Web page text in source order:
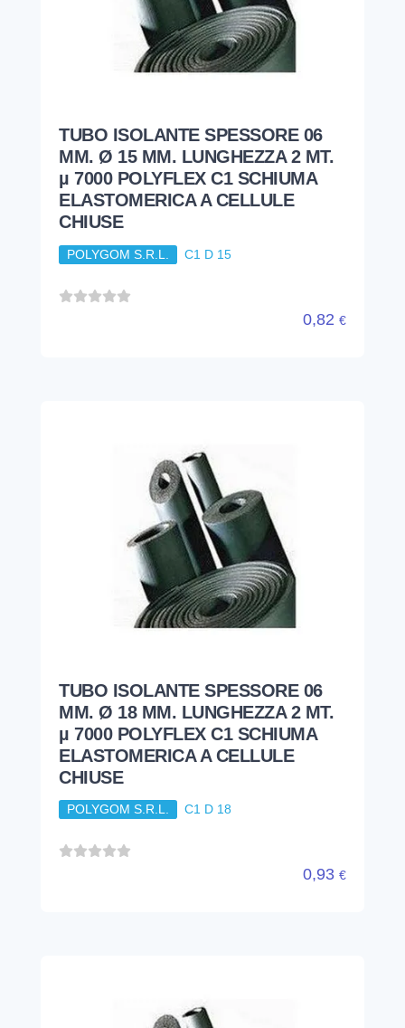
TUBO ISOLANTE SPESSORE 06
MM. Ø 15 MM. LUNGHEZZA 2 MT.
µ 7000 POLYFLEX C1 SCHIUMA
ELASTOMERICA A CELLULE
CHIUSE
POLYGOM S.R.L. C1 D 15
0,82 €
TUBO ISOLANTE SPESSORE 06
MM. Ø 18 MM. LUNGHEZZA 2 MT.
µ 7000 POLYFLEX C1 SCHIUMA
ELASTOMERICA A CELLULE
CHIUSE
POLYGOM S.R.L. C1 D 18
0,93 €